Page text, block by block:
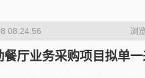
08:24:56 浏
厅业务采购项目拟单